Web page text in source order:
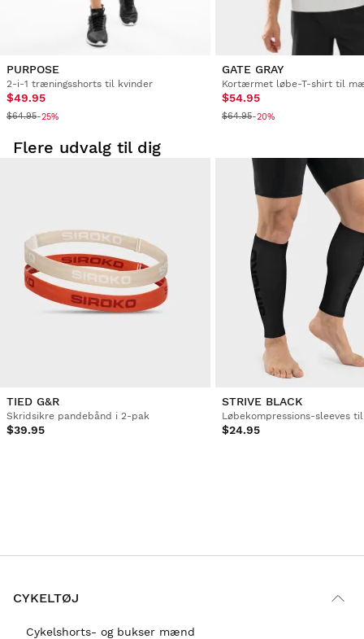
Refusion via den oprindelige betalingsmetode $9.95
PURPOSE
2-i-1 træningsshorts til kvinder
$49.95
$64.95-25%
GATE GRAY
Kortærmet løbe-T-shirt til
$54.95
$64.95-20%
Flere udvalg til dig
TIED G&R
Skridsikre pandebånd i 2-pak
$39.95
STRIVE BLACK
Løbekompressions-sleeves
$24.95
CYKELTØJ
Cykelshorts- og bukser mænd